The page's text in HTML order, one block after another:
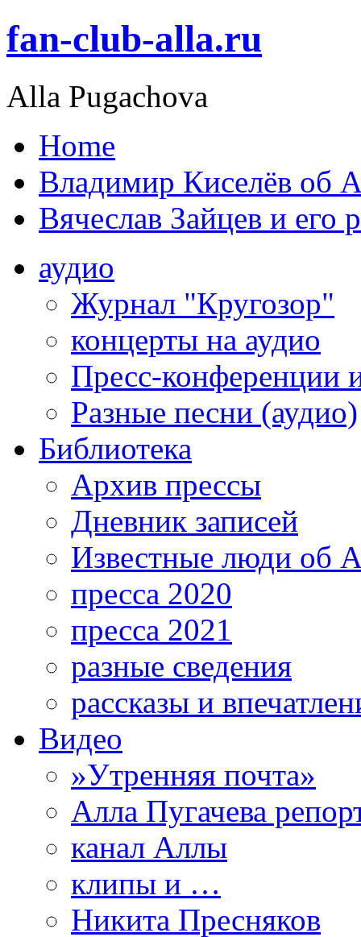
fan-club-alla.ru
Alla Pugachova
Home
Владимир Киселёв об
Вячеслав Зайцев и его
аудио
Журнал "Кругозор"
концерты на аудио
Пресс-конференции
Разные песни (аудио)
Библиотека
Архив прессы
Дневник записей
Известные люди об
пресса 2020
пресса 2021
разные сведения
рассказы и
Видео
»Утренняя почта»
Алла Пугачева
канал Аллы
клипы и …
Никита Пресняков